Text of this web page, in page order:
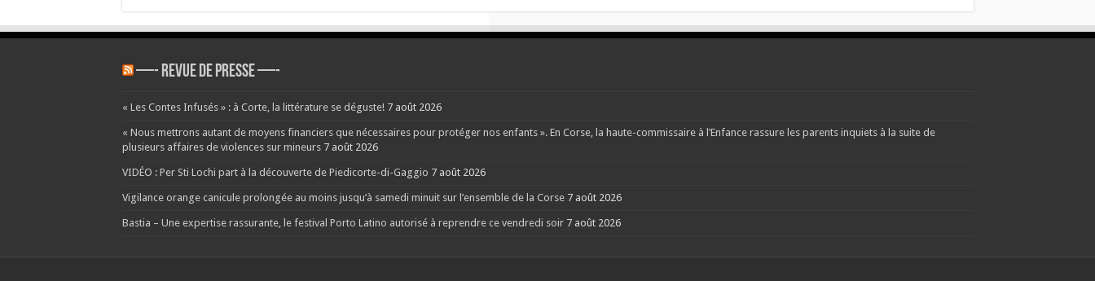
—- REVUE DE PRESSE —-
« Les Contes Infusés » : à Corte, la littérature se déguste! 7 août 2026
« Nous mettrons autant de moyens financiers que nécessaires pour protéger nos enfants ». En Corse, la haute-commissaire à l’Enfance rassure les parents inquiets à la suite de
plusieurs affaires de violences sur mineurs 7 août 2026
VIDÉO : Per Sti Lochi part à la découverte de Piedicorte-di-Gaggio 7 août 2026
Vigilance orange canicule prolongée au moins jusqu’à samedi minuit sur l’ensemble de la Corse 7 août 2026
Bastia – Une expertise rassurante, le festival Porto Latino autorisé à reprendre ce vendredi soir 7 août 2026